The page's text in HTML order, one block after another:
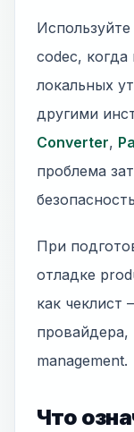
Используйте
codec,
локальных
другими
Converter,
проблема
При
отладке
как чеклист
провайдера,
management.
Что